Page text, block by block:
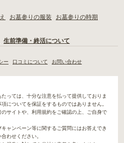
お墓参りの服装
お墓参りの時期
生前準備・終活について
ー 口コミについて お問い合わせ
っては、十分な注意を払って提供しておりま
についてを保証をするものではありません。
サイトや、利用規約をご確認の上、ご自身で
ャンペーン等に関するご質問にはお答えでき
わせください。